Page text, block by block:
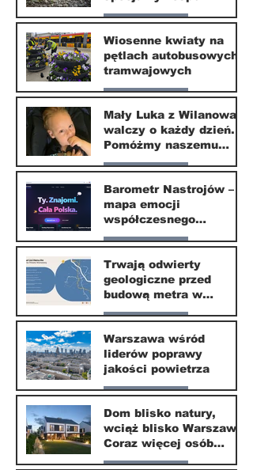
ekspertów
Nasze miasto
20 kwi
Wiosenne kwiaty na
pętlach autobusowych i
tramwajowych
Nasze miasto
20 kwi
Mały Luka z Wilanowa
walczy o każdy dzień.
Pomóżmy naszemu
małemu sąsiadowi
odzyskać dzieciństwo
Nasze miasto
30 mar
Barometr Nastrojów –
mapa emocji
współczesnego
społeczeństwa
Nasze miasto
30 mar
Trwają odwierty
geologiczne przed
budową metra w
Wilanowie
Nasze miasto
24 mar
Warszawa wśród
liderów poprawy
jakości powietrza
Nasze miasto
24 mar
Dom blisko natury,
wciąż blisko Warszawy.
Coraz więcej osób
wybiera ten kierunek